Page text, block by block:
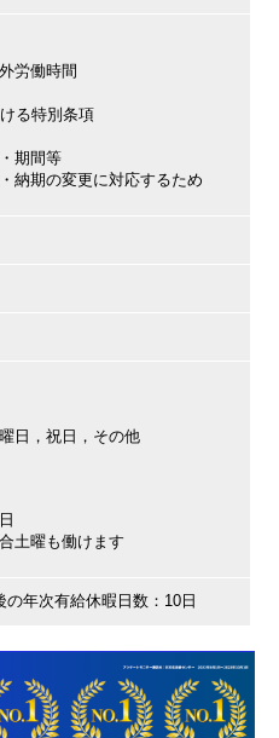
労働時間
る特別条項
期間等
納期の変更に対応するため
日，祝日，その他
土曜も働けます
の年次有給休暇日数：10日